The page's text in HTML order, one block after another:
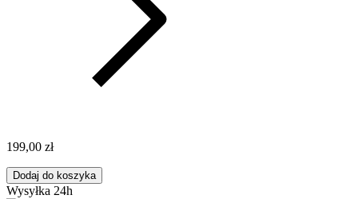
199,00 zł
Dodaj do koszyka
Wysyłka 24h